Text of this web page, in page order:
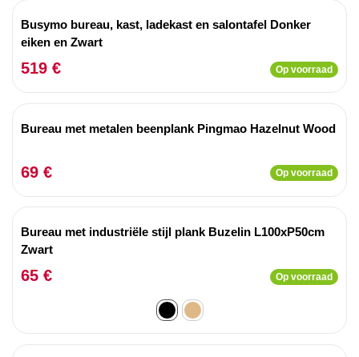
Busymo bureau, kast, ladekast en salontafel Donker
eiken en Zwart
519 € Op voorraad
Bureau met metalen beenplank Pingmao Hazelnut Wood
69 € Op voorraad
Bureau met industriële stijl plank Buzelin L100xP50cm
Zwart
65 € Op voorraad